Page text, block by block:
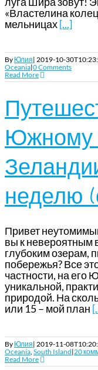
«Властелина
мельницах[...]
By Юлия| 2019-10-
Oceania|0 Comments
Read More
Южному
неделю
Привет
вы к невероятным
глубоким озерам,
побережья? Все
частности, на его
уникальной,
природой. На
или 15 – мой план
By Юлия| 2019-11-
Oceania, South Island|20
Read More